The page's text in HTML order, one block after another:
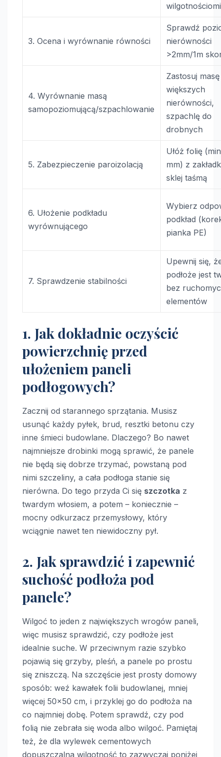
3. Ocena i wyrównanie równości
Sprawdź
nierówności
>2mm/1m
4. Wyrównanie masą
samopoziomującą/szpachlowanie
Zastosuj
większych
nierówności,
szpachlę do
drobnych
5. Zabezpieczenie paroizolacją
Ułóż folię
mm) z
sklej taśmą
6. Ułożenie podkładu
wyrównującego
Wybierz
podkład
pianka PE)
7. Sprawdzenie stabilności
Upewnij się,
podłoże jest
bez
elementów
1. Jak dokładnie oczyścić
powierzchnię przed
ułożeniem paneli
podłogowych?
Zacznij od starannego sprzątania. Musisz
usunąć każdy pyłek, brud, resztki betonu czy
inne śmieci budowlane. Dlaczego? Bo nawet
najmniejsze drobinki mogą sprawić, że panele
nie będą się dobrze trzymać, powstaną pod
nimi szczeliny, a cała podłoga stanie się
nierówna. Do tego przyda Ci się szczotka z
twardym włosiem, a potem – koniecznie –
mocny odkurzacz przemysłowy, który
wciągnie nawet ten niewidoczny pył.
2. Jak sprawdzić i zapewnić
suchość podłoża pod
panele?
Wilgoć to jeden z największych wrogów paneli,
więc musisz sprawdzić, czy podłoże jest
idealnie suche. W przeciwnym razie szybko
pojawią się grzyby, pleśń, a panele po prostu
się zniszczą. Na szczęście jest prosty domowy
sposób: weź kawałek folii budowlanej, mniej
więcej 50×50 cm, i przyklej go do podłoża na
co najmniej dobę. Potem sprawdź, czy pod
folią nie zebrała się woda albo wilgoć. Pamiętaj
też, że dla wylewek cementowych
dopuszczalna wilgotność to zazwyczaj poniżej